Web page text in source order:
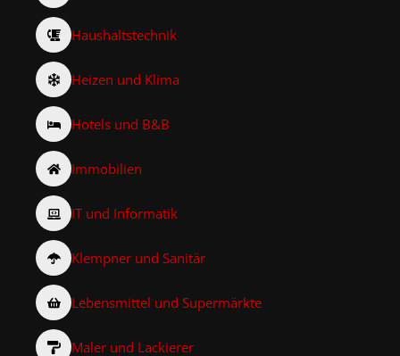
Haushaltstechnik
Heizen und Klima
Hotels und B&B
Immobilien
IT und Informatik
Klempner und Sanitär
Lebensmittel und Supermärkte
Maler und Lackierer